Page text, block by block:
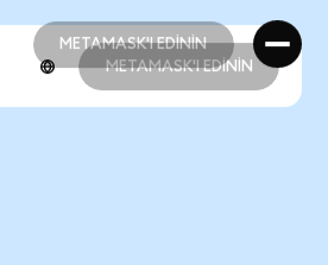
METAMASK'I EDİNİN
METAMASK'I EDİNİN
METAMASK'I EDİNİN